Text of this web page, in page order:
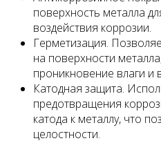
поверхность металла
воздействия коррозии.
Герметизация.
на поверхности
проникновение влаги и
Катодная защита.
предотвращения
катода к металлу, что
целостности.